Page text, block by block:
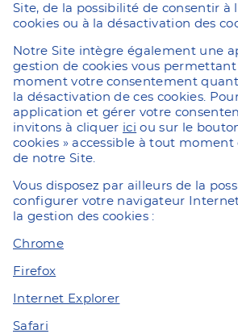
Site, de la possibilité de consentir à
cookies ou à la désactivation des
Notre Site intègre également une
gestion de cookies vous
moment votre consentement quant
la désactivation de ces cookies.
application et gérer votre
invitons à cliquer ici ou sur le
cookies » accessible à tout moment
de notre Site.
Vous disposez par ailleurs de la
configurer votre navigateur
la gestion des cookies :
Chrome
Firefox
Internet Explorer
Safari